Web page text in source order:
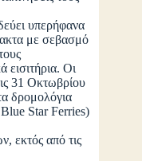
υπερήφανα
με σεβασμό
εισιτήρια. Οι
31 Οκτωβρίου
δρομολόγια
Blue Star Ferries)
εκτός από τις